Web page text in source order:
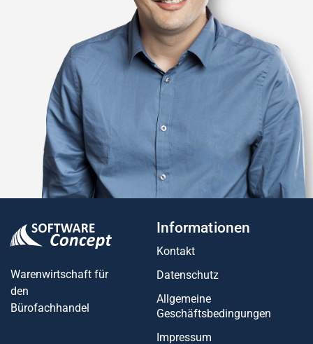
Warenwirtschaft für
den
Bürofachhandel
Informationen
Kontakt
Datenschutz
Allgemeine
Geschäftsbedingungen
Impressum